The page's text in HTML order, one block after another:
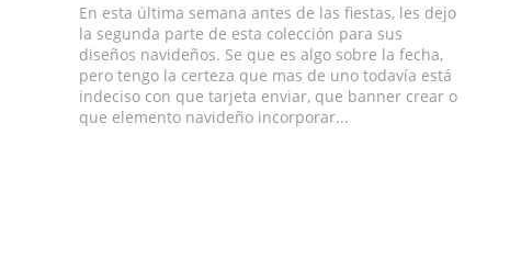
En esta última semana antes de las fiestas, les dejo
la segunda parte de esta colección para sus
diseños navideños. Se que es algo sobre la fecha,
pero tengo la certeza que mas de uno todavía está
indeciso con que tarjeta enviar, que banner crear o
que elemento navideño incorporar...